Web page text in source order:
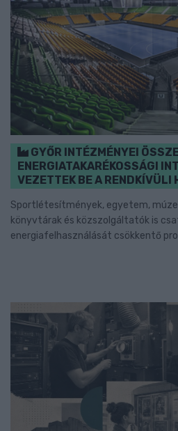
GYŐR INTÉZMÉNYEI
ENERGIATAKARÉKOSSÁGI
VEZETTEK BE A RENDKÍVÜLI
Sportlétesítmények, egyetem,
könyvtárak és közszolgáltatók is
energiafelhasználását csökkentő